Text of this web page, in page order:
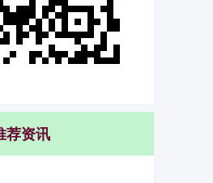
荐资讯